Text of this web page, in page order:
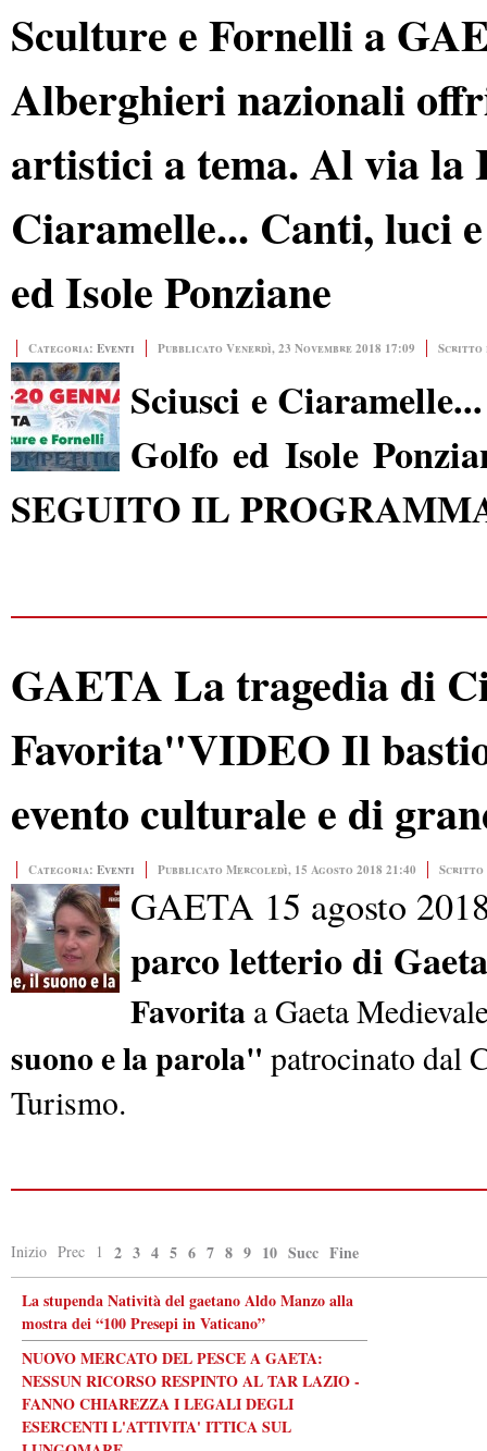
Sculture e Fornelli a
Alberghieri nazionali
artistici a tema. Al via la
Ciaramelle... Canti, luci
ed Isole Ponziane
Categoria: Eventi Pubblicato Venerdì, 23 Novembre 2018 17:09 Scritto
Sciusci e
Golfo ed Isole
SEGUITO IL
GAETA La tragedia di
Favorita"VIDEO Il
evento culturale e di
Categoria: Eventi Pubblicato Mercoledì, 15 Agosto 2018 21:40 Scritto
GAETA 15 agosto
parco letterio di
Favorita a Gaeta
suono e la parola" patrocinato dal
Turismo.
Inizio Prec 1 2 3 4 5 6 7 8 9 10 Succ Fine
La stupenda Natività del gaetano Aldo Manzo alla
mostra dei “100 Presepi in Vaticano”
NUOVO MERCATO DEL PESCE A GAETA:
NESSUN RICORSO RESPINTO AL TAR LAZIO -
FANNO CHIAREZZA I LEGALI DEGLI
ESERCENTI L'ATTIVITA' ITTICA SUL